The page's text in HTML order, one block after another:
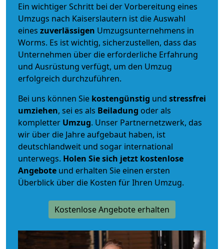
Ein wichtiger Schritt bei der Vorbereitung eines
Umzugs nach Kaiserslautern ist die Auswahl
eines zuverlässigen Umzugsunternehmens in
Worms. Es ist wichtig, sicherzustellen, dass das
Unternehmen über die erforderliche Erfahrung
und Ausrüstung verfügt, um den Umzug
erfolgreich durchzuführen.
Bei uns können Sie kostengünstig und stressfrei
umziehen, sei es als Beiladung oder als
kompletter Umzug. Unser Partnernetzwerk, das
wir über die Jahre aufgebaut haben, ist
deutschlandweit und sogar international
unterwegs. Holen Sie sich jetzt kostenlose
Angebote und erhalten Sie einen ersten
Überblick über die Kosten für Ihren Umzug.
Kostenlose Angebote erhalten